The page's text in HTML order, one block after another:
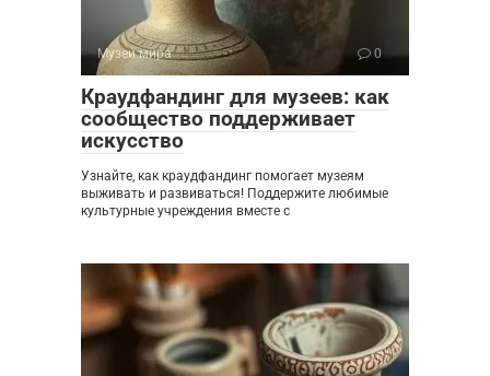
Музеи мира 0
Краудфандинг для музеев: как
сообщество поддерживает
искусство
Узнайте, как краудфандинг помогает музеям
выживать и развиваться! Поддержите любимые
культурные учреждения вместе с